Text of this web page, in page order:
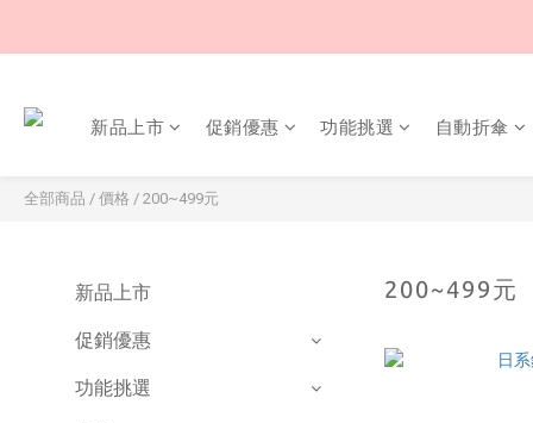
新品上市 促銷優惠 功能挑選 自動折傘
全部商品 / 價格 / 200~499元
新品上市
促銷優惠
功能挑選
200~499元